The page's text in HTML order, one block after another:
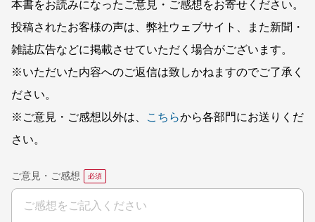
本書をお読みになったご意見・ご感想をお寄せください。
投稿されたお客様の声は、弊社ウェブサイト、また新聞・
雑誌広告などに掲載させていただく場合がございます。
※いただいた内容へのご返信は致しかねますのでご了承く
ださい。
※ご意見・ご感想以外は、
こちらから各部門にお送りくだ
さい。
ご意見・ご感想